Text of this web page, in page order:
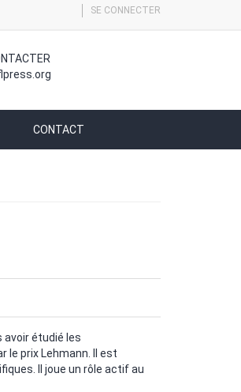
SE CONNECTER
CONTACT
avoir étudié les
le prix Lehmann. Il est
Il joue un rôle actif au